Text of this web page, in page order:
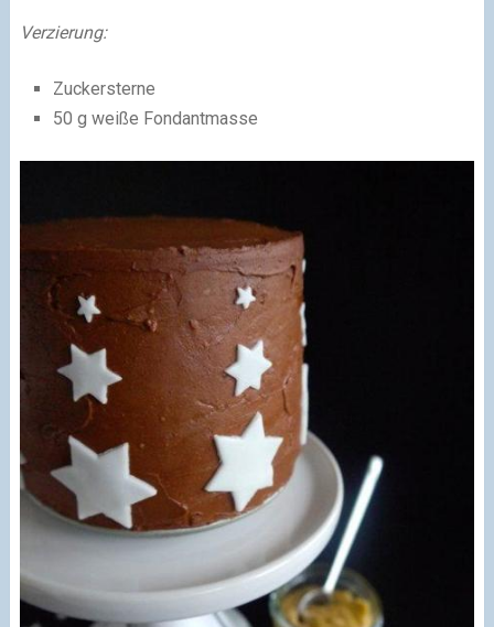
Verzierung:
Zuckersterne
50 g weiße Fondantmasse